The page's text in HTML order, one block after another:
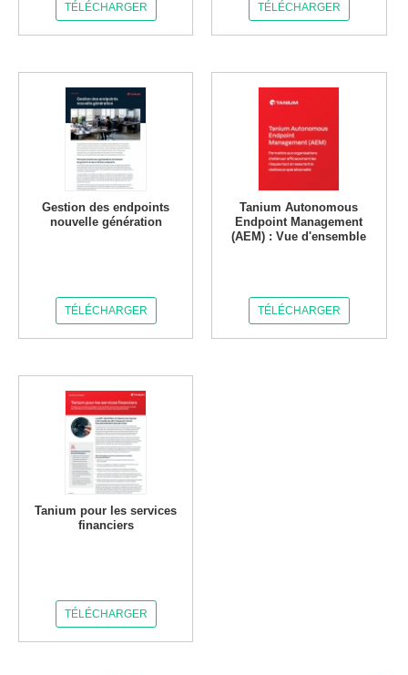
TÉLÉCHARGER TÉLÉCHARGER
Gestion des endpoints
nouvelle génération
TÉLÉCHARGER
Tanium Autonomous
Endpoint Management
(AEM) : Vue d'ensemble
TÉLÉCHARGER
Tanium pour les services
financiers
TÉLÉCHARGER